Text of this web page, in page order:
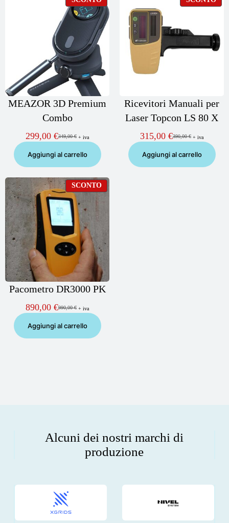
IN
OFFERTA
MEAZOR 3D Premium
Combo
349,00€
Il
originale
299,00 €
Il
attuale
+ iva
Aggiungi al carrello
IN
Ricevitori Manuali per
Laser Topcon LS 80 X
390,00€
Il
originale
315,00 €
Il
attuale
+ iva
Aggiungi al carrello
SCONTOPRODOTTO
IN
Pacometro DR3000 PK
990,00€
Il
originale
890,00 €
Il
attuale
+ iva
Aggiungi al carrello
Alcuni dei nostri marchi di
produzione